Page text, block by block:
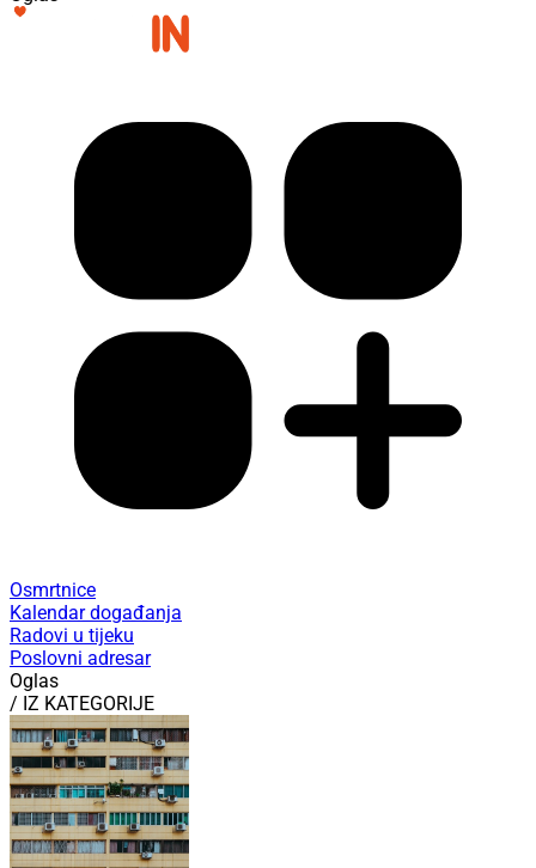
Osmrtnice
Kalendar događanja
Radovi u tijeku
Poslovni adresar
Oglas
/ IZ KATEGORIJE